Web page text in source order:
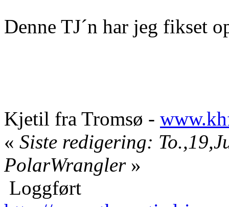
Denne TJ´n har jeg fikset
Kjetil fra Tromsø -
« Siste redigering:
PolarWrangler»
Loggført